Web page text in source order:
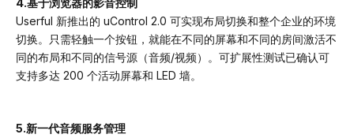
Userful 新推出的 uControl 2.0 可实现布局切换和整个企业的环境
切换。只需轻触一个按钮，就能在不同的屏幕和不同的房间激活不
同的布局和不同的信号源（音频/视频）。可扩展性测试已确认可
支持多达 200 个活动屏幕和 LED 墙。
5.新一代音频服务管理